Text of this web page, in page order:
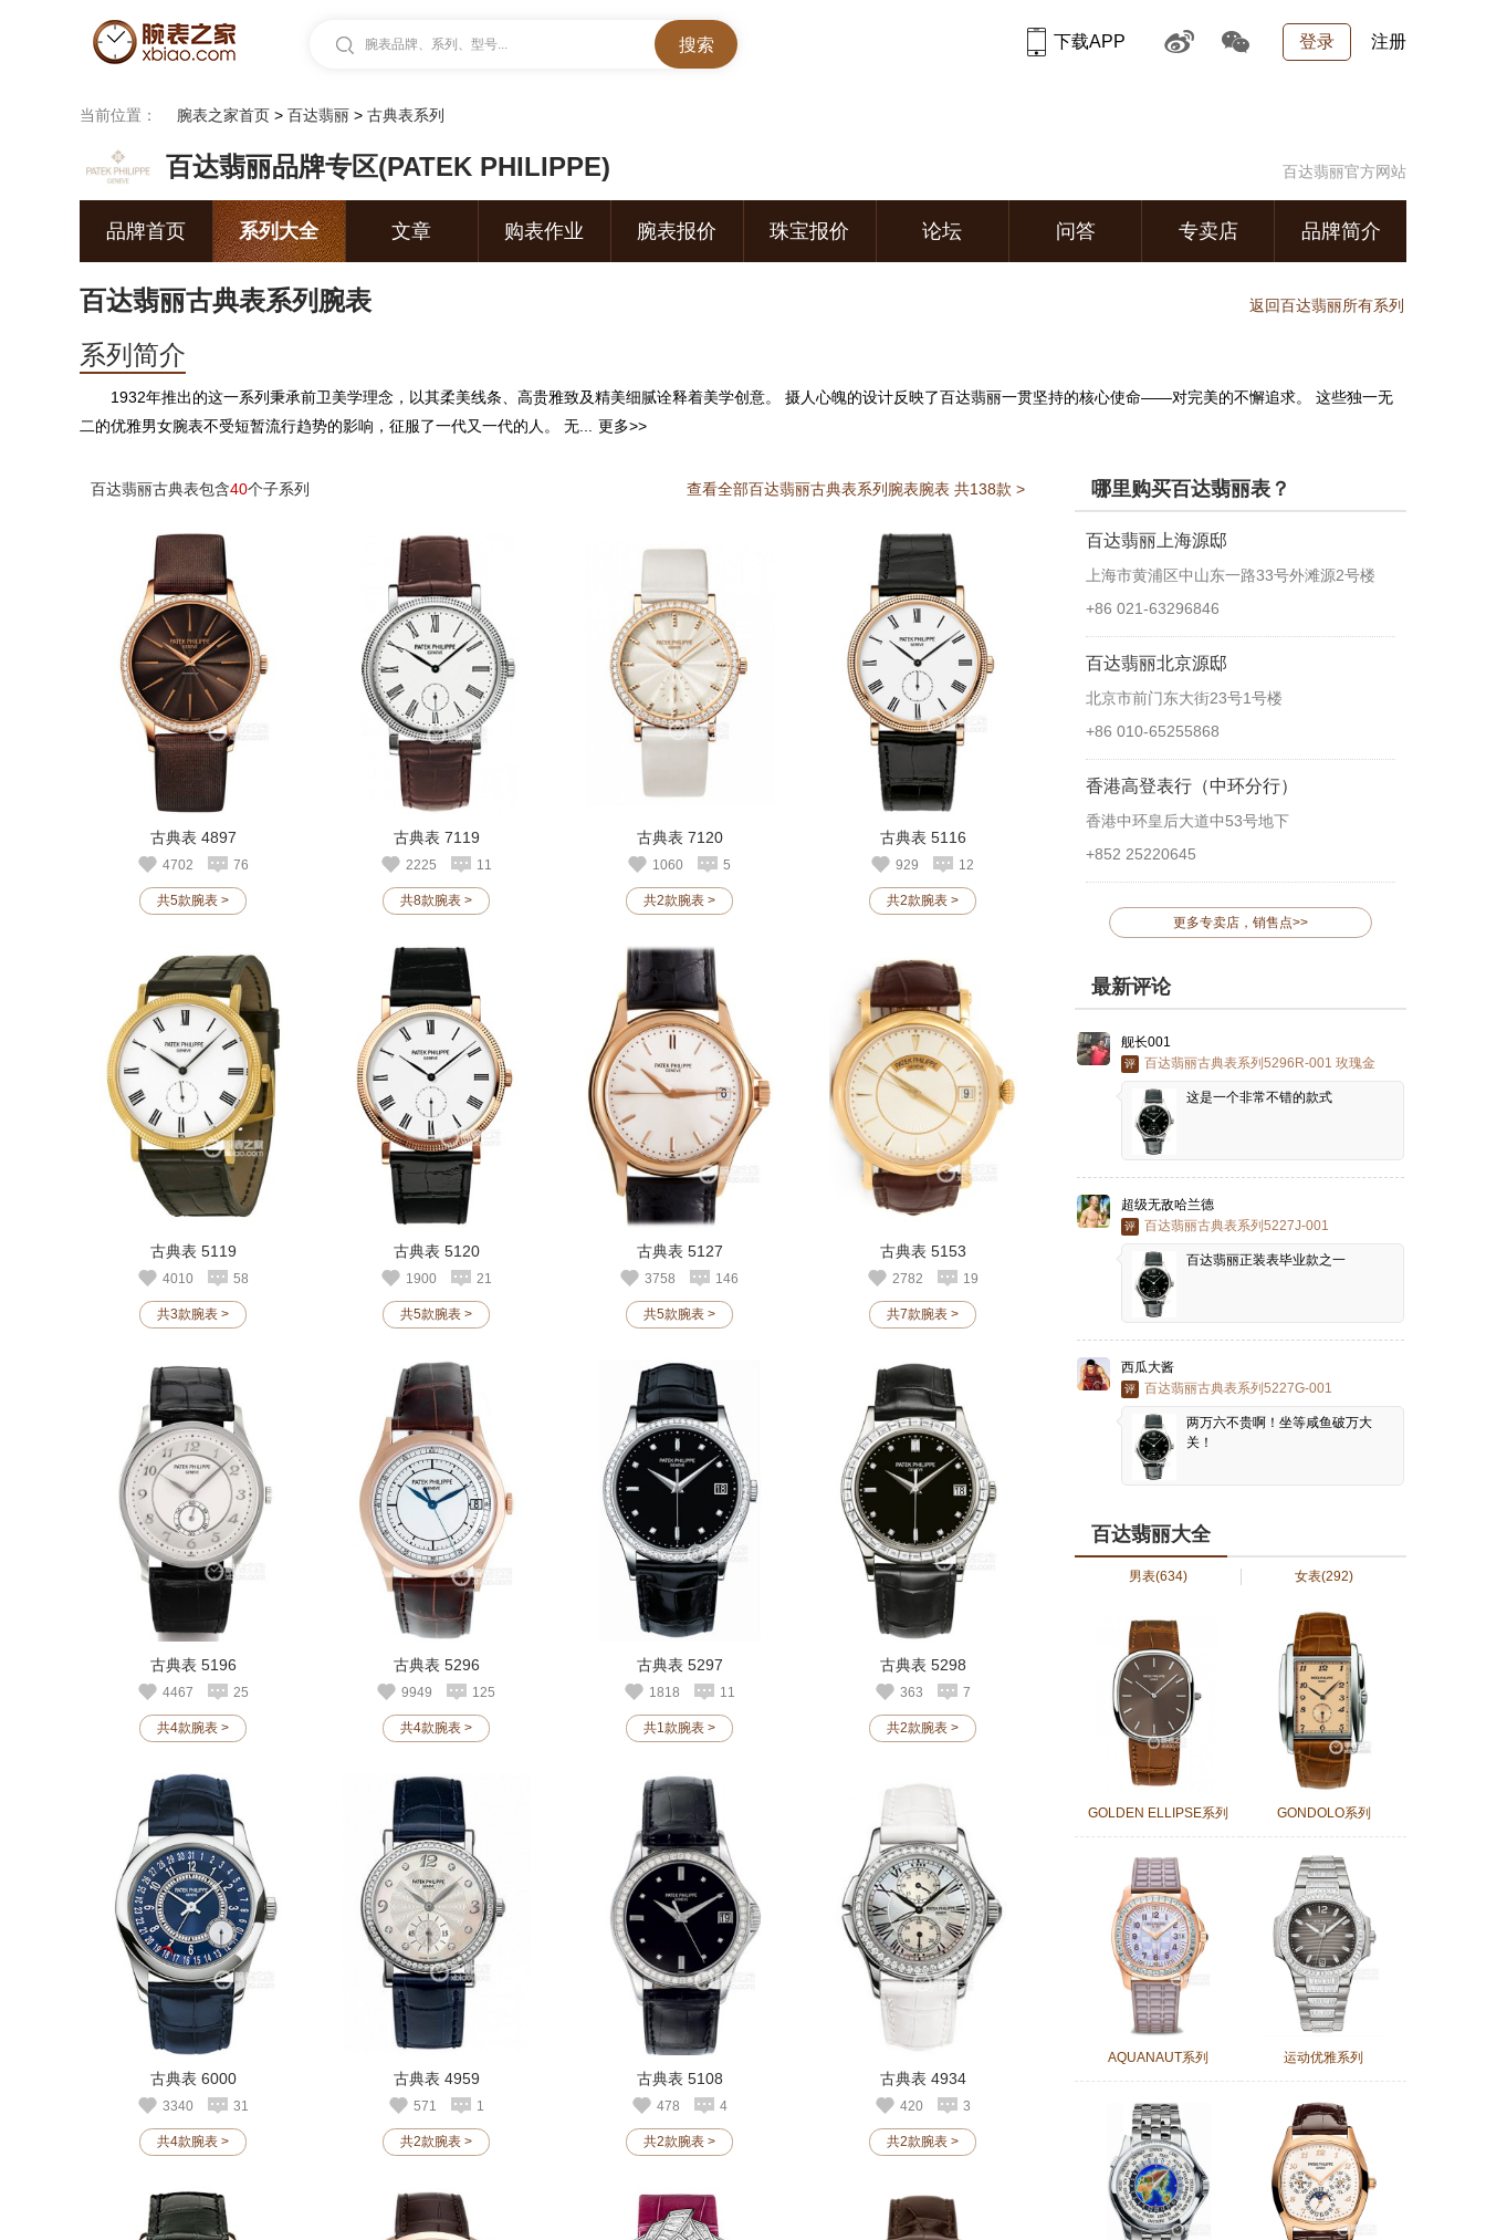
腕表品牌、系列、型号... 登录 注册
下载APP
当前位置： 腕表之家首页 > 百达翡丽 > 古典表系列
百达翡丽品牌专区(PATEK PHILIPPE) 百达翡丽官方网站
品牌首页 系列大全 文章 购表作业 腕表报价 珠宝报价 论坛 问答 专卖店 品牌简介
百达翡丽古典表系列腕表 返回百达翡丽所有系列
系列简介
1932年推出的这一系列秉承前卫美学理念，以其柔美线条、高贵雅致及精美细腻诠释着美学创意。 摄人心魄的设计反映了百达翡丽一贯坚持的核心使命——对完美的不懈追求。 这些独一无
二的优雅男女腕表不受短暂流行趋势的影响，征服了一代又一代的人。 无...
更多>>
百达翡丽古典表包含40个子系列 查看全部百达翡丽古典表系列腕表腕表 共138款 >
古典表 4897
4702 76
共5款腕表 >
古典表 7119
2225 11
共8款腕表 >
古典表 7120
1060 5
共2款腕表 >
古典表 5116
929 12
共2款腕表 >
古典表 5119
4010 58
共3款腕表 >
古典表 5120
1900 21
共5款腕表 >
古典表 5127
3758 146
共5款腕表 >
古典表 5153
2782 19
共7款腕表 >
古典表 5196
4467 25
共4款腕表 >
古典表 5296
9949 125
共4款腕表 >
古典表 5297
1818 11
共1款腕表 >
古典表 5298
363 7
共2款腕表 >
古典表 6000
3340 31
共4款腕表 >
古典表 4959
571 1
共2款腕表 >
古典表 5108
478 4
共2款腕表 >
古典表 4934
420 3
共2款腕表 >
哪里购买百达翡丽表？
百达翡丽上海源邸
上海市黄浦区中山东一路33号外滩源2号楼
+86 021-63296846
百达翡丽北京源邸
北京市前门东大街23号1号楼
+86 010-65255868
香港高登表行（中环分行）
香港中环皇后大道中53号地下
+852 25220645
更多专卖店，销售点>>
最新评论
舰长001
评 百达翡丽古典表系列5296R-001 玫瑰金
这是一个非常不错的款式
超级无敌哈兰德
评 百达翡丽古典表系列5227J-001
百达翡丽正装表毕业款之一
西瓜大酱
评 百达翡丽古典表系列5227G-001
两万六不贵啊！坐等咸鱼破万大
关！
百达翡丽大全
男表(634) 女表(292)
GOLDEN ELLIPSE系列 GONDOLO系列
AQUANAUT系列 运动优雅系列